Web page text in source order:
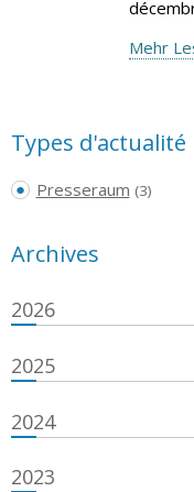
Mehr
Types d'actualité
Presseraum (3)
Archives
2026
2025
2024
2023